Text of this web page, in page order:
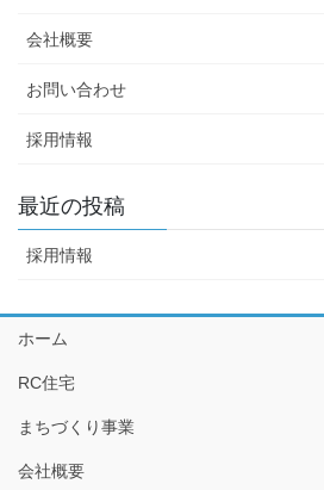
会社概要
お問い合わせ
採用情報
最近の投稿
採用情報
ホーム
RC住宅
まちづくり事業
会社概要